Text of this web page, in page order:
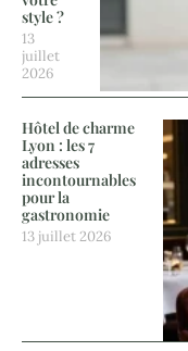
style ?
13
juillet
2026
Hôtel de charme
Lyon : les 7
adresses
incontournables
pour la
gastronomie
13 juillet 2026